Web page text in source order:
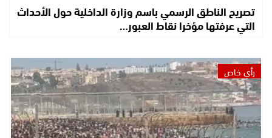
تصريح الناطق الرسمي باسم وزارة الداخلية حول الأحداث
التي عرفتها مؤخرا نقاط العبور…
رأي خاص